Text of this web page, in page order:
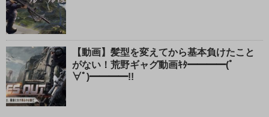
【動画】髪型を変えてから基本負けたこと
がない！荒野ギャグ動画ｷﾀ━━━━(ﾟ
∀ﾟ)━━━━!!